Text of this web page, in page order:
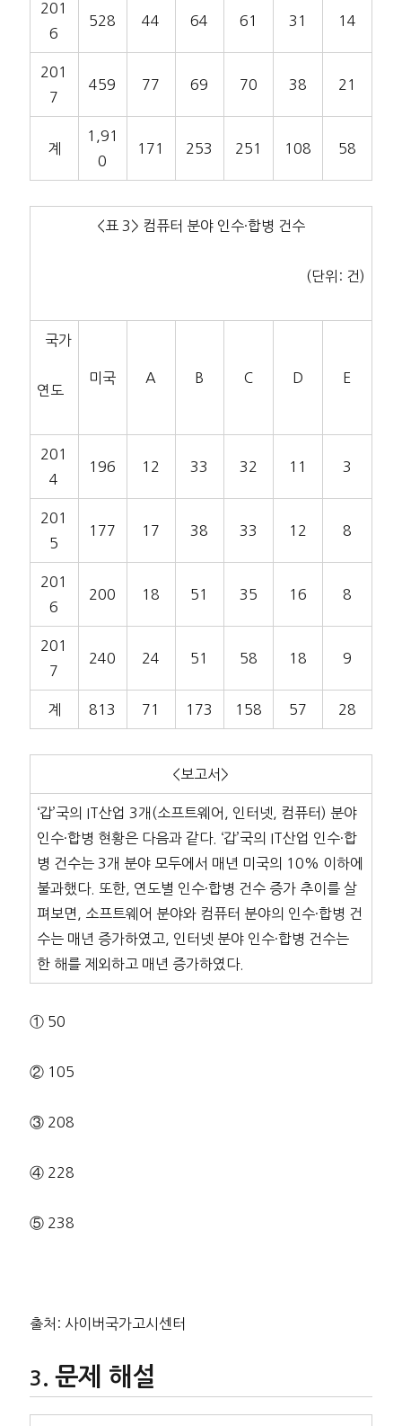
201
6
528 44 64 61 31 14
201
7
459 77 69 70 38 21
계
1,91
0
171 253 251 108 58
<표 3> 컴퓨터 분야 인수·합병 건수
(단위: 건)
국가
연도
미국 A B C D E
201
4
196 12 33 32 11 3
201
5
177 17 38 33 12 8
201
6
200 18 51 35 16 8
201
7
240 24 51 58 18 9
계 813 71 173 158 57 28
<보고서>
‘갑’국의 IT산업 3개(소프트웨어, 인터넷, 컴퓨터) 분야
인수·합병 현황은 다음과 같다. ‘갑’국의 IT산업 인수·합
병 건수는 3개 분야 모두에서 매년 미국의 10% 이하에
불과했다. 또한, 연도별 인수·합병 건수 증가 추이를 살
펴보면, 소프트웨어 분야와 컴퓨터 분야의 인수·합병 건
수는 매년 증가하였고, 인터넷 분야 인수·합병 건수는
한 해를 제외하고 매년 증가하였다.
① 50
② 105
③ 208
④ 228
⑤ 238
출처: 사이버국가고시센터
문제 해설